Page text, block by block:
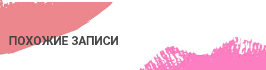
ПОХОЖИЕ ЗАПИСИ